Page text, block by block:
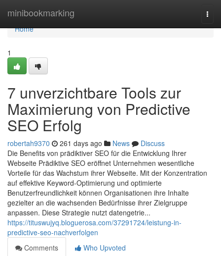
minibookmarking
Home
Home
1
7 unverzichtbare Tools zur
Maximierung von Predictive
SEO Erfolg
robertah9370 261 days ago News
Discuss
Die Benefits von prädiktiver SEO für die Entwicklung Ihrer
Webseite Prädiktive SEO eröffnet Unternehmen wesentliche
Vorteile für das Wachstum ihrer Webseite. Mit der Konzentration
auf effektive Keyword-Optimierung und optimierte
Benutzerfreundlichkeit können Organisationen ihre Inhalte
gezielter an die wachsenden Bedürfnisse ihrer Zielgruppe
anpassen. Diese Strategie nutzt datengetrie...
https://tituswujyq.bloguerosa.com/37291724/leistung-in-
predictive-seo-nachverfolgen
Comments
Who Upvoted